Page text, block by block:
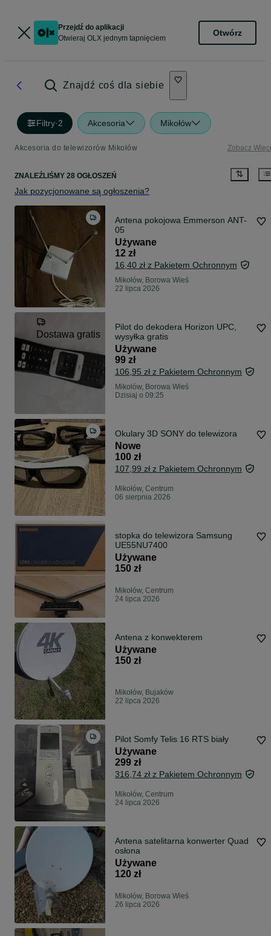
Przejdź do aplikacji
Otwieraj OLX jednym tapnięciem
Otwórz
Znajdź coś dla siebie
Filtry·2 Akcesoria Mikołów
Akcesoria do telewizorów Mikołów Zobacz
ZNALEŹLIŚMY 28 OGŁOSZEŃ
Jak pozycjonowane są ogłoszenia?
Antena pokojowa Emmerson ANT-
05
Używane
12 zł
16,40 zł z Pakietem Ochronnym
Mikołów, Borowa Wieś
22 lipca 2026
Dostawa gratis
Pilot do dekodera Horizon UPC,
wysyłka gratis
Używane
99 zł
106,95 zł z Pakietem Ochronnym
Mikołów, Borowa Wieś
Dzisiaj o 09:25
Okulary 3D SONY do telewizora
Nowe
100 zł
107,99 zł z Pakietem Ochronnym
Mikołów, Centrum
06 sierpnia 2026
stopka do telewizora Samsung
UE55NU7400
Używane
150 zł
Mikołów, Centrum
24 lipca 2026
Antena z konwekterem
Używane
150 zł
Mikołów, Bujaków
22 lipca 2026
Pilot Somfy Telis 16 RTS biały
Używane
299 zł
316,74 zł z Pakietem Ochronnym
Mikołów, Centrum
24 lipca 2026
Antena satelitarna konwerter Quad
osłona
Używane
120 zł
Mikołów, Borowa Wieś
26 lipca 2026